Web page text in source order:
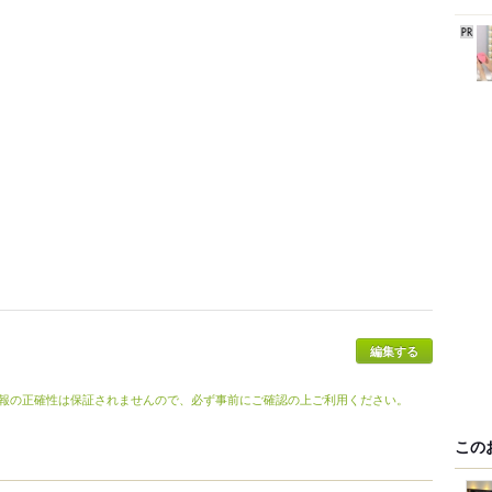
編集する
正確性は保証されませんので、必ず事前にご確認の上ご利用ください。
この